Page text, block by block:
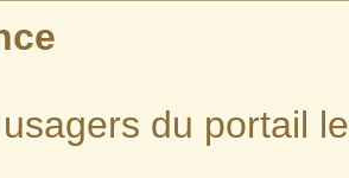
du portail